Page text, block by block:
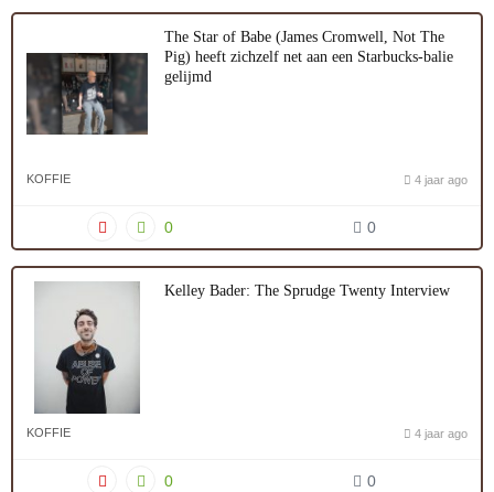
The Star of Babe (James Cromwell, Not The
Pig) heeft zichzelf net aan een Starbucks-balie
gelijmd
KOFFIE 4 jaar ago
0 0
Kelley Bader: The Sprudge Twenty Interview
KOFFIE 4 jaar ago
0 0